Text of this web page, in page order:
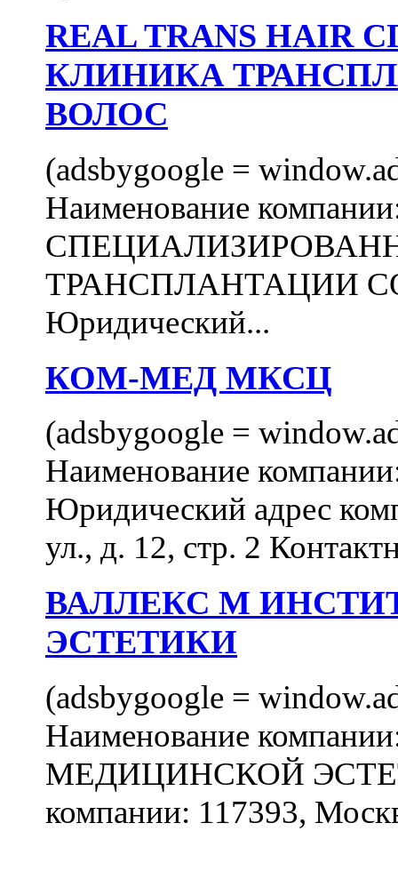
REAL TRANS
КЛИНИКА
ВОЛОС
(adsbygoogle =
Наименование
ТРАНСПЛАНТАЦИИ
Юридический...
КОМ-МЕД МКСЦ
(adsbygoogle =
Наименование
Юридический адрес
ул., д. 12, стр. 2
ВАЛЛЕКС М
ЭСТЕТИКИ
(adsbygoogle =
Наименование
МЕДИЦИНСКОЙ
компании: 117393,